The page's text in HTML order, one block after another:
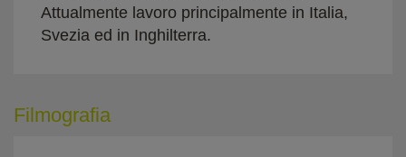
Attualmente lavoro principalmente in Italia,
Svezia ed in Inghilterra.
Filmografia